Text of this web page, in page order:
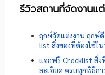
รีวิวสถานที่จัดงานแ
ฤกษ์จัดแต่งงาน ฤกษ์
list สิ่งของที่ต้องใช้ใน
แจกฟรี Checklist สิ่ง
ละเอียด ครบทุกพิธีกา